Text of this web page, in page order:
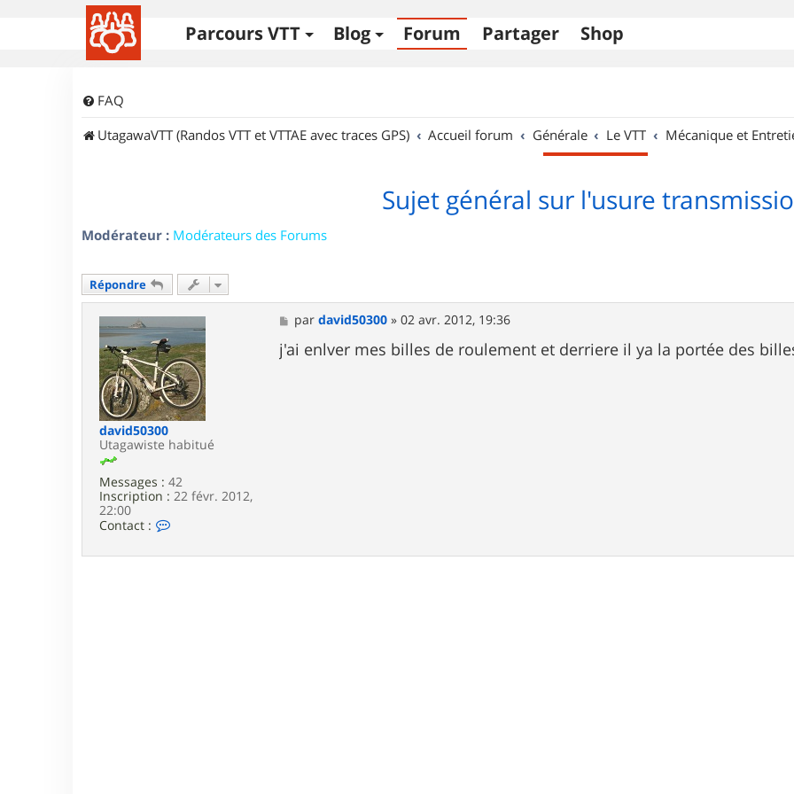
Parcours VTT Blog Forum Partager Shop
FAQ
UtagawaVTT (Randos VTT et VTTAE avec traces GPS)
Accueil forum Générale Le VTT Mécanique et
Sujet général sur l'usure
Modérateur : Modérateurs des Forums
Répondre
david50300
Utagawiste habitué
Messages : 42
Inscription : 22 févr. 2012,
22:00
Contact :
M
e
s
s
pardavid50300 »02 avr. 2012, 19:36
j'ai enlver mes billes de roulement et derriere il ya la portée des